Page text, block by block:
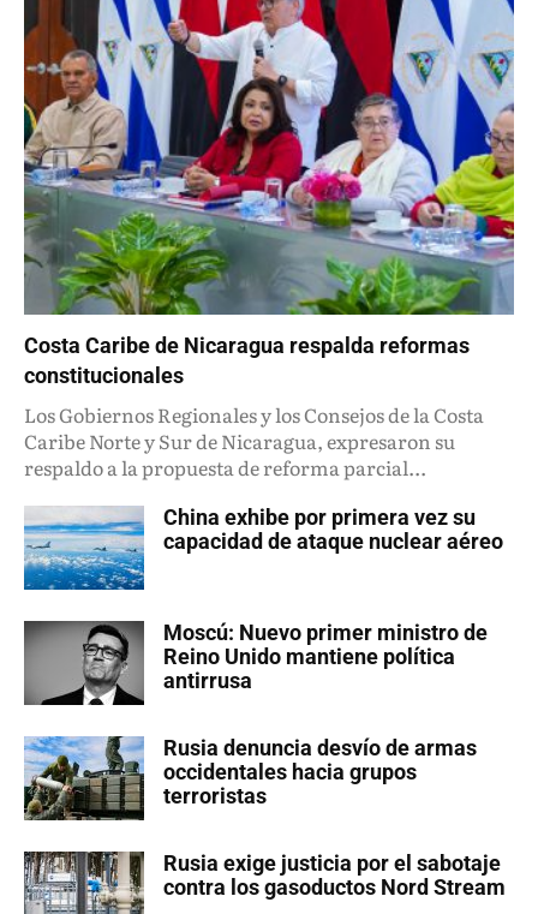
Costa Caribe de Nicaragua respalda reformas
constitucionales
Los Gobiernos Regionales y los Consejos de la Costa
Caribe Norte y Sur de Nicaragua, expresaron su
respaldo a la propuesta de reforma parcial...
China exhibe por primera vez su
capacidad de ataque nuclear aéreo
Moscú: Nuevo primer ministro de
Reino Unido mantiene política
antirrusa
Rusia denuncia desvío de armas
occidentales hacia grupos
terroristas
Rusia exige justicia por el sabotaje
contra los gasoductos Nord Stream